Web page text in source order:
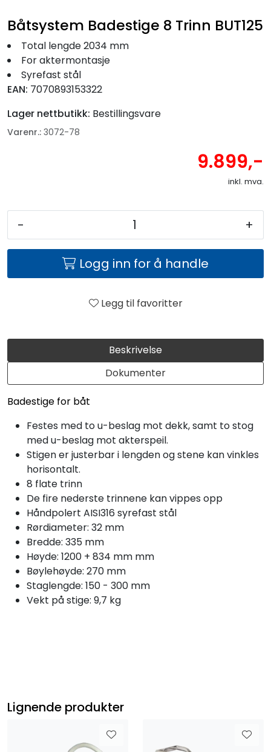
Beskrivelse
Dokumenter
Badestige for båt
Festes med to u-beslag mot dekk, samt to stog
med u-beslag mot akterspeil.
Stigen er justerbar i lengden og stene kan vinkles
horisontalt.
8 flate trinn
De fire nederste trinnene kan vippes opp
Håndpolert AISI316 syrefast stål
Rørdiameter: 32 mm
Bredde: 335 mm
Høyde: 1200 + 834 mm mm
Bøylehøyde: 270 mm
Staglengde: 150 - 300 mm
Vekt på stige: 9,7 kg
Båtsystem Badestige 8 Trinn BUT125
Total lengde 2034 mm
For aktermontasje
Syrefast stål
EAN: 7070893153322
Lager nettbutikk: Bestillingsvare
Varenr.: 3072-78
9.899,-
inkl. mva.
- +
Logg inn for å handle
Legg til favoritter
Lignende produkter